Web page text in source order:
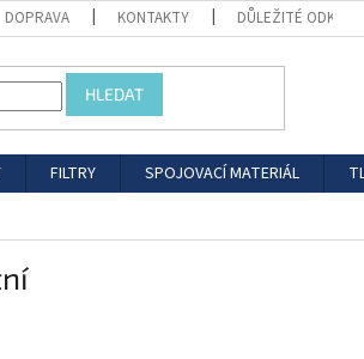
DOPRAVA KONTAKTY DŮLEŽITÉ ODKAZY
HLEDAT
FILTRY SPOJOVACÍ MATERIÁL